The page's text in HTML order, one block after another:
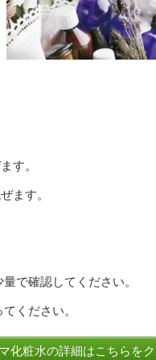
す。
ます。
で確認してください。
ください。
化粧水の詳細はこちらをク